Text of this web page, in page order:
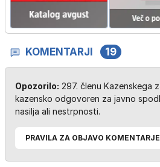
KOMENTARJI 19
Opozorilo: 297. členu Kazenskega
kazensko odgovoren za javno
nasilja ali nestrpnosti.
PRAVILA ZA OBJAVO